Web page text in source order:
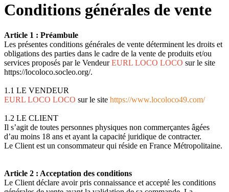
Conditions générales de vente
Article 1 : Préambule
Les présentes conditions générales de vente déterminent les droits et
obligations des parties dans le cadre de la vente de produits et/ou
services proposés par le VendeurEURL LOCO LOCO sur le site
https://locoloco.socleo.org/.
1.1 LE VENDEUR
EURL LOCO LOCO sur le site https://www.locoloco49.com/
1.2 LE CLIENT
Il s’agit de toutes personnes physiques non commerçantes âgées
d’au moins 18 ans et ayant la capacité juridique de contracter.
Le Client est un consommateur qui réside en France Métropolitaine.
Article 2 : Acceptation des conditions
Le Client déclare avoir pris connaissance et accepté les conditions